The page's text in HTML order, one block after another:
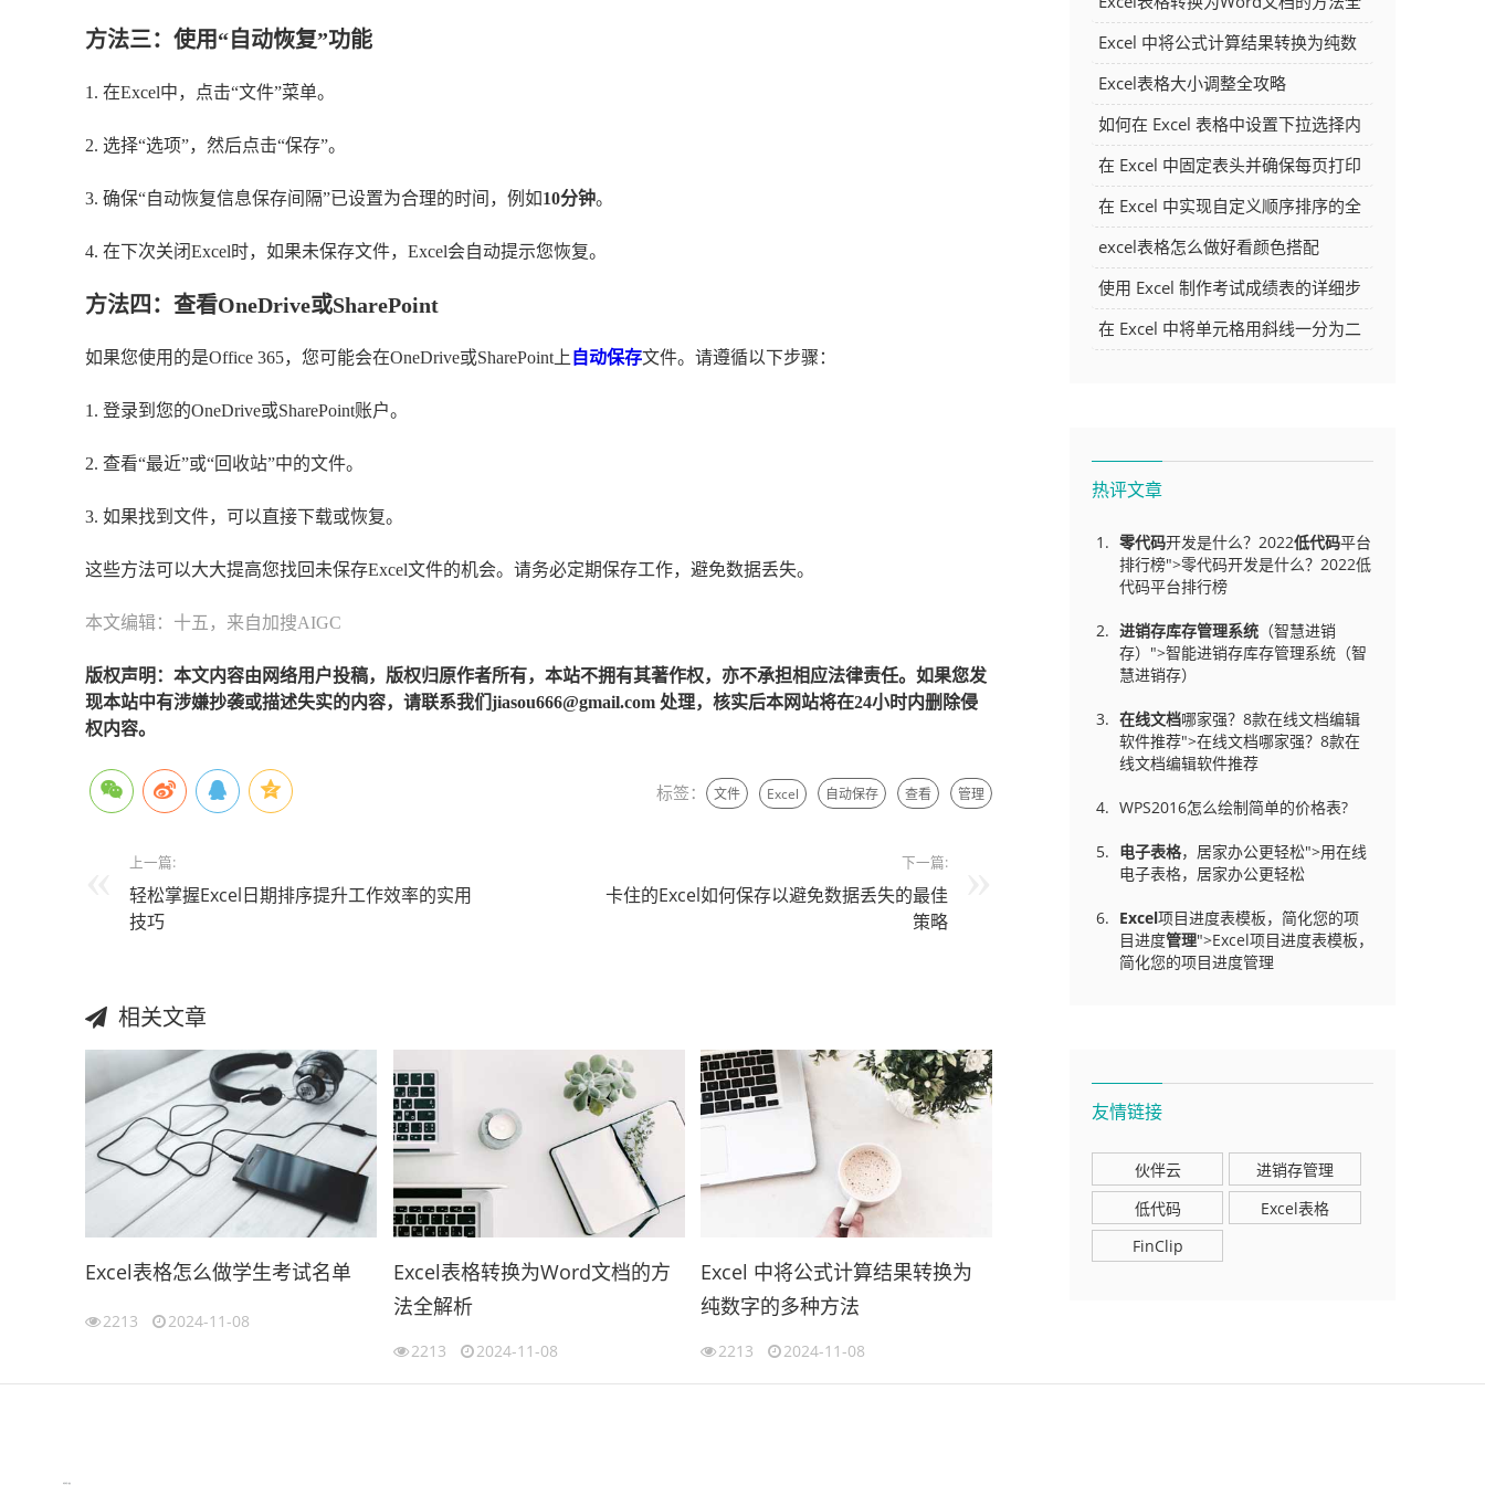
方法三：使用“自动恢复”功能
1. 在Excel中，点击“文件”菜单。
2. 选择“选项”，然后点击“保存”。
3. 确保“自动恢复信息保存间隔”已设置为合理的时间，例如10分钟。
4. 在下次关闭Excel时，如果未保存文件，Excel会自动提示您恢复。
方法四：查看OneDrive或SharePoint
如果您使用的是Office 365，您可能会在OneDrive或SharePoint上 自动保存文件。请遵循以下步骤：
1. 登录到您的OneDrive或SharePoint账户。
2. 查看“最近”或“回收站”中的文件。
3. 如果找到文件，可以直接下载或恢复。
这些方法可以大大提高您找回未保存Excel文件的机会。请务必定期保存工作，避免数据丢失。
本文编辑：十五，来自加搜AIGC
版权声明：本文内容由网络用户投稿，版权归原作者所有，本站不拥有其著作权，亦不承担相应法律责任。如果您发
现本站中有涉嫌抄袭或描述失实的内容，请联系我们jiasou666@gmail.com 处理，核实后本网站将在24小时内删除侵
权内容。
标签： 文件 Excel 自动保存 查看 管理
上一篇:
轻松掌握Excel日期排序提升工作效率的实用
技巧
下一篇:
卡住的Excel如何保存以避免数据丢失的最佳
策略
相关文章
Excel表格怎么做学生考试名单
2213 2024-11-08
Excel表格转换为Word文档的方
法全解析
2213 2024-11-08
Excel 中将公式计算结果转换为
纯数字的多种方法
2213 2024-11-08
解析
Excel 中将公式计算结果转换为纯数
字的多种方法
Excel表格大小调整全攻略
如何在 Excel 表格中设置下拉选择内
容
在 Excel 中固定表头并确保每页打印
时都显示表头的方法详解
在 Excel 中实现自定义顺序排序的全
面指南
excel表格怎么做好看颜色搭配
使用 Excel 制作考试成绩表的详细步
骤及技巧
在 Excel 中将单元格用斜线一分为二
热评文章
零代码开发是什么？2022低代码平台
排行榜">零代码开发是什么？2022低
代码平台排行榜
进销存库存管理系统 （智慧进销
存）">智能进销存库存管理系统（智
慧进销存）
在线文档哪家强？8款在线文档编辑
软件推荐">在线文档哪家强？8款在
线文档编辑软件推荐
WPS2016怎么绘制简单的价格表?
电子表格，居家办公更轻松">用在线
电子表格，居家办公更轻松
Excel项目进度表模板，简化您的项
目进度管理">Excel项目进度表模板，
简化您的项目进度管理
友情链接
伙伴云
进销存管理
低代码
Excel表格
FinClip